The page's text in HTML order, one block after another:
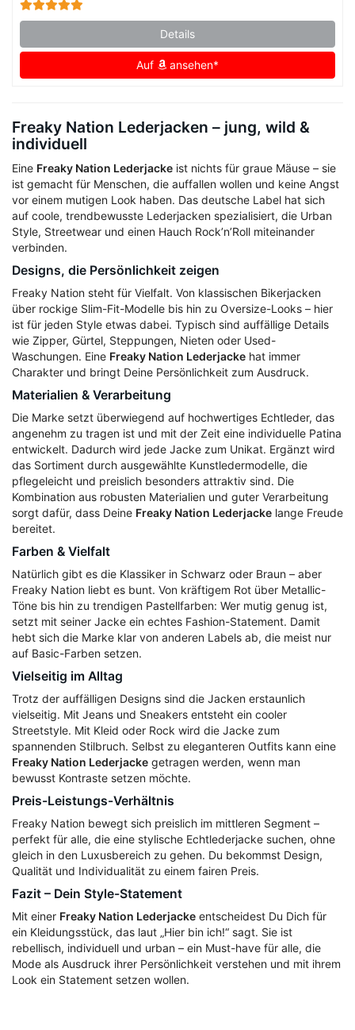
Details
Auf ansehen*
Freaky Nation Lederjacken – jung, wild &
individuell
Eine Freaky Nation Lederjacke ist nichts für graue Mäuse – sie
ist gemacht für Menschen, die auffallen wollen und keine Angst
vor einem mutigen Look haben. Das deutsche Label hat sich
auf coole, trendbewusste Lederjacken spezialisiert, die Urban
Style, Streetwear und einen Hauch Rock’n’Roll miteinander
verbinden.
Designs, die Persönlichkeit zeigen
Freaky Nation steht für Vielfalt. Von klassischen Bikerjacken
über rockige Slim-Fit-Modelle bis hin zu Oversize-Looks – hier
ist für jeden Style etwas dabei. Typisch sind auffällige Details
wie Zipper, Gürtel, Steppungen, Nieten oder Used-
Waschungen. Eine Freaky Nation Lederjacke hat immer
Charakter und bringt Deine Persönlichkeit zum Ausdruck.
Materialien & Verarbeitung
Die Marke setzt überwiegend auf hochwertiges Echtleder, das
angenehm zu tragen ist und mit der Zeit eine individuelle Patina
entwickelt. Dadurch wird jede Jacke zum Unikat. Ergänzt wird
das Sortiment durch ausgewählte Kunstledermodelle, die
pflegeleicht und preislich besonders attraktiv sind. Die
Kombination aus robusten Materialien und guter Verarbeitung
sorgt dafür, dass Deine Freaky Nation Lederjacke lange Freude
bereitet.
Farben & Vielfalt
Natürlich gibt es die Klassiker in Schwarz oder Braun – aber
Freaky Nation liebt es bunt. Von kräftigem Rot über Metallic-
Töne bis hin zu trendigen Pastellfarben: Wer mutig genug ist,
setzt mit seiner Jacke ein echtes Fashion-Statement. Damit
hebt sich die Marke klar von anderen Labels ab, die meist nur
auf Basic-Farben setzen.
Vielseitig im Alltag
Trotz der auffälligen Designs sind die Jacken erstaunlich
vielseitig. Mit Jeans und Sneakers entsteht ein cooler
Streetstyle. Mit Kleid oder Rock wird die Jacke zum
spannenden Stilbruch. Selbst zu eleganteren Outfits kann eine
Freaky Nation Lederjacke getragen werden, wenn man
bewusst Kontraste setzen möchte.
Preis-Leistungs-Verhältnis
Freaky Nation bewegt sich preislich im mittleren Segment –
perfekt für alle, die eine stylische Echtlederjacke suchen, ohne
gleich in den Luxusbereich zu gehen. Du bekommst Design,
Qualität und Individualität zu einem fairen Preis.
Fazit – Dein Style-Statement
Mit einer Freaky Nation Lederjacke entscheidest Du Dich für
ein Kleidungsstück, das laut „Hier bin ich!“ sagt. Sie ist
rebellisch, individuell und urban – ein Must-have für alle, die
Mode als Ausdruck ihrer Persönlichkeit verstehen und mit ihrem
Look ein Statement setzen wollen.